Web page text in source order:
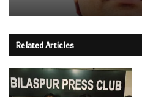
Related Articles